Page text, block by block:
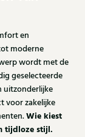
en
moderne
wordt met de
geselecteerde
uitzonderlijke
voor zakelijke
Wie kiest
tijdloze stijl.